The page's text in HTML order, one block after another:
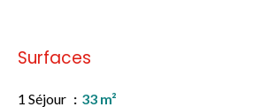
Surfaces
1 Séjour
33 m²